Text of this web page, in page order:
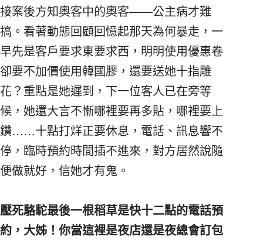
接案後方知奧客中的奧客——公主病才難
搞。看著動態回顧回憶起那天為何暴走，一
早先是客戶要求東要求西，明明使用優惠卷
卻要不加價使用韓國膠，還要送她十指雕
花？重點是她遲到，下一位客人已在旁等
候，她還大言不慚哪裡要再多貼，哪裡要上
鑽……十點打烊正要休息，電話、訊息響不
停，臨時預約時間插不進來，對方居然說隨
便做就好，信她才有鬼。
壓死駱駝最後一根稻草是快十二點的電話預
約，大姊！你當這裡是夜店還是夜總會訂包